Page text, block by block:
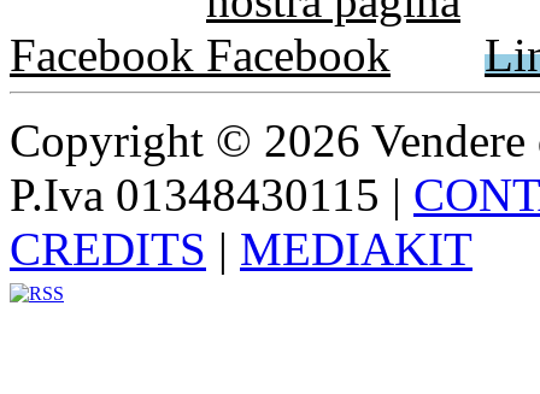
Facebook
Copyright © 2026
P.Iva 01348430115 |
CREDITS | MEDIAKIT